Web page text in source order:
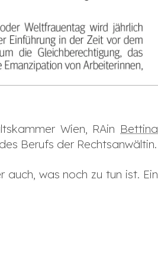
Wien, RAin Bettina
Berufs der Rechtsanwältin.
was noch zu tun ist. Ein